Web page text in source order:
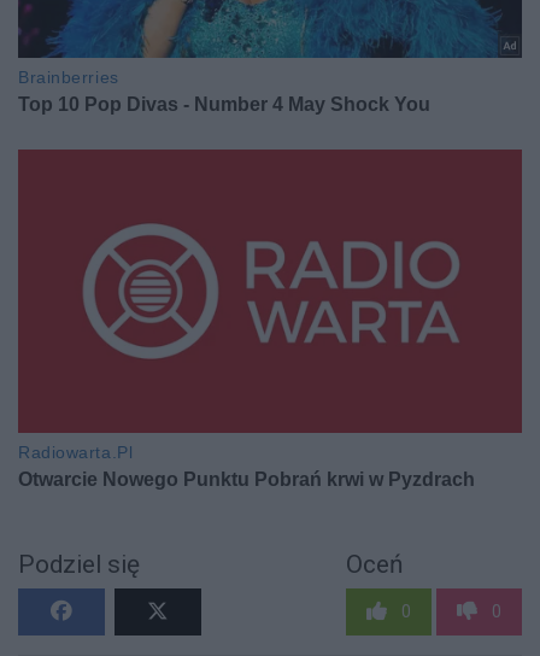
Podziel się Oceń
0 0